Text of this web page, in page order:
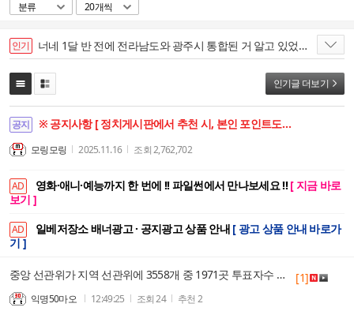
분류 20개씩
인기 너네 1달 반 전에 전라남도와 광주시 통합된 거 알고 있었노?
인기글 더보기
공지 ※ 공지사항 [ 정치게시판에서 추천 시, 본인 포인트도 함께 상승합니다. ]
모링모링 2025.11.16 조회2,762,702
AD 영화·애니·예능까지 한 번에 !! 파일썬에서 만나보세요 !! [ 지금 바로
보기 ]
AD 일베저장소 배너광고 · 공지광고 상품 안내 [ 광고 상품 안내 바로가
기 ]
중앙 선관위가 지역 선관위에 3558개 중 1971곳 투표자수 수정 지시(방법도 설명) 문건이 공개됨. [1]
익명50마오 12:49:25 조회24 추천 2